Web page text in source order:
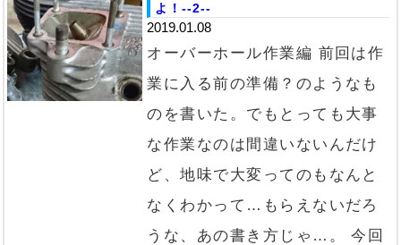
よ！--2--
2019.01.08
オーバーホール作業編 前回は作
業に入る前の準備？のようなも
のを書いた。でもとっても大事
な作業なのは間違いないんだけ
ど、地味で大変ってのもなんと
なくわかって…もらえないだろ
うな、あの書き方じゃ…。 今回